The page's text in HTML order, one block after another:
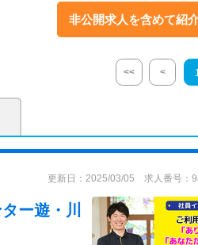
非公開求人を含めて紹
<< <
更新日：2025/03/05 求人番号：
ー遊・川